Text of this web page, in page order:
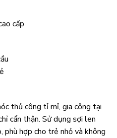
cấp
thủ công tỉ mỉ, gia công tại
cẩn thận. Sử dụng sợi len
phù hợp cho trẻ nhỏ và không